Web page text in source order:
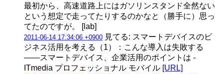
最初から、高速道路上にはガソリンスタンド全然ない
という想定で走ってたりするのかなと（勝手に）思っ
てたのですが。 [lab]
2011-06-14 17:34:06 +0900 見てる: スマートデバイスのビ
ジネス活用を考える（1）：こんな導入は失敗する
――スマートデバイス、企業活用のポイントは -
ITmedia プロフェッショナル モバイル [URL]